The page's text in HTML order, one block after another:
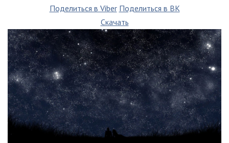
Поделиться в Viber Поделиться в ВК
Скачать